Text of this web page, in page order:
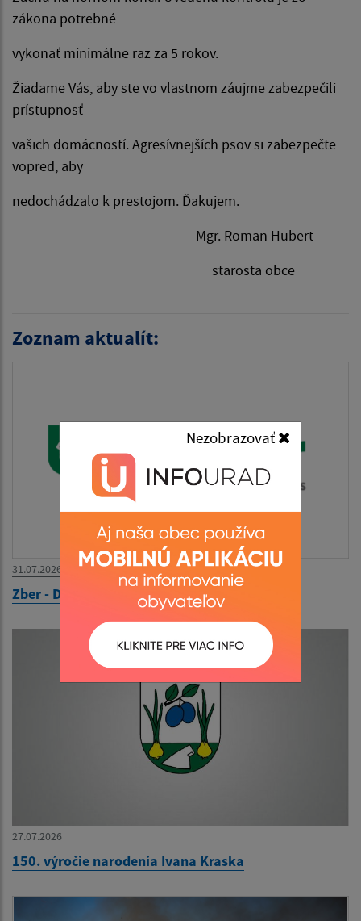
Nezobrazovať
zákona potrebné
vykonať minimálne raz za 5 rokov.
Žiadame Vás, aby ste vo vlastnom záujme zabezpečili
prístupnosť
vašich domácností. Agresívnejších psov si zabezpečte
vopred, aby
nedochádzalo k prestojom. Ďakujem.
Mgr. Roman Hubert
starosta obce
Zoznam aktualít:
31.07.2026
Zber - DREVO
27.07.2026
150. výročie narodenia Ivana Kraska